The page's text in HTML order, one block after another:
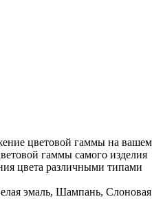
цветовой гаммы на вашем
гаммы самого изделия
цвета различными типами
эмаль, Шампань, Слоновая